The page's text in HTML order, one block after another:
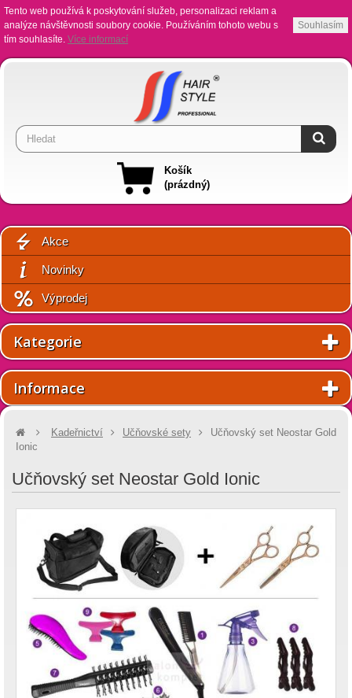
Tento web používá k poskytování služeb, personalizaci reklam a
analýze návštěvnosti soubory cookie. Používáním tohoto webu s
tím souhlasíte. Více informací
Souhlasím
Košík
(prázdný)
Akce
Novinky
Výprodej
Kategorie
Informace
Kadeřnictví Učňovské sety
Učňovský set Neostar Gold
Ionic
Učňovský set Neostar Gold Ionic